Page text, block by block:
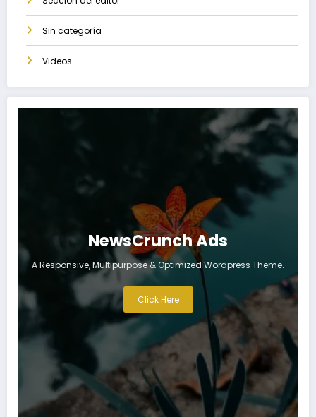
Sin categoría
Videos
NewsCrunch Ads
A Responsive, Multipurpose & Optimized Wordpress Theme.
Click Here